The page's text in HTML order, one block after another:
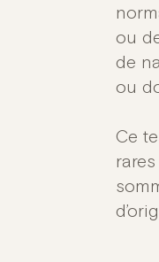
ou
de
ou
Ce